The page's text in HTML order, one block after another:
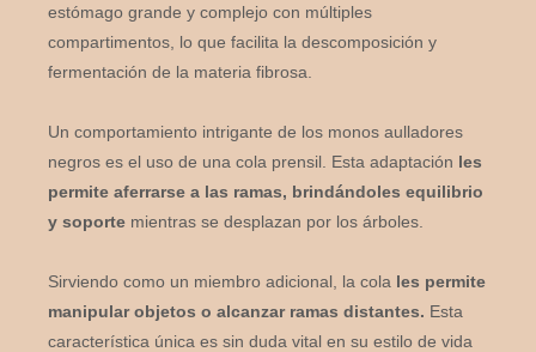
estómago grande y complejo con múltiples
compartimentos, lo que facilita la descomposición y
fermentación de la materia fibrosa.
Un comportamiento intrigante de los monos aulladores
negros es el uso de una cola prensil. Esta adaptación les
permite aferrarse a las ramas, brindándoles equilibrio
y soporte mientras se desplazan por los árboles.
Sirviendo como un miembro adicional, la cola les permite
manipular objetos o alcanzar ramas distantes. Esta
característica única es sin duda vital en su estilo de vida